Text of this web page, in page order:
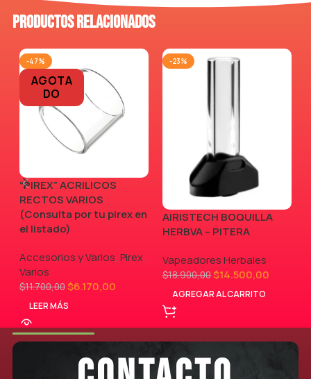
Productos relacionados
-47%
AGOTA
DO
“PIREX” ACRILICOS
RECTOS VARIOS
(Consulta por tu pirex en
el listado)
Accesorios y Varios, Pirex,
Varios
$11.700,00$6.170,00
LEER MÁS
-23%
AIRISTECH BOQUILLA
HERBVA – PITERA
Vapeadores Herbales
$18.900,00$14.500,00
AGREGAR AL CARRITO